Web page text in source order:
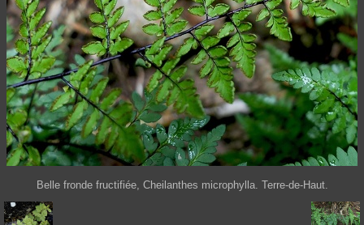
Belle fronde fructifiée, Cheilanthes microphylla. Terre-de-Haut.